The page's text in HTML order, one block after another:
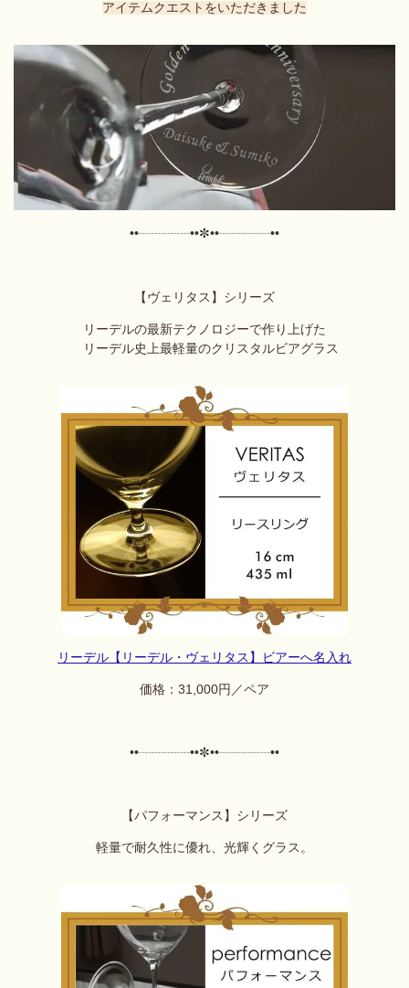
アイテムクエストをいただきました
••┈┈┈┈••✼••┈┈┈┈••
【ヴェリタス】シリーズ
リーデルの最新テクノロジーで作り上げた
リーデル史上最軽量のクリスタルビアグラス
リーデル【リーデル・ヴェリタス】ビアーへ名入れ
価格：31,000円／ペア
••┈┈┈┈••✼••┈┈┈┈••
【パフォーマンス】シリーズ
軽量で耐久性に優れ、光輝くグラス。